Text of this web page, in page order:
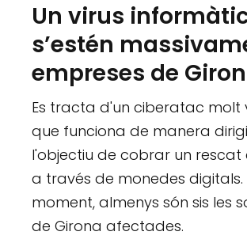
Un virus
s’estén
empreses de
Es tracta d'un ciberatac molt
que funciona de manera
l'objectiu de cobrar un rescat
a través de monedes digitals.
moment, almenys són sis les
de Girona afectades.